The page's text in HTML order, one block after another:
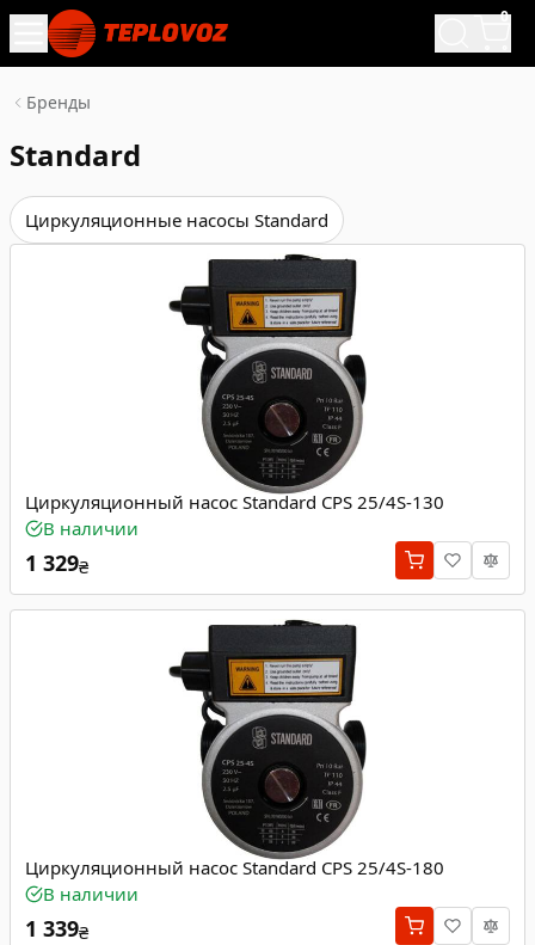
0
Бренды
Standard
Циркуляционные насосы Standard
Циркуляционный насос Standard CPS 25/4S-130
В наличии
1 329₴
Циркуляционный насос Standard CPS 25/4S-180
В наличии
1 339₴